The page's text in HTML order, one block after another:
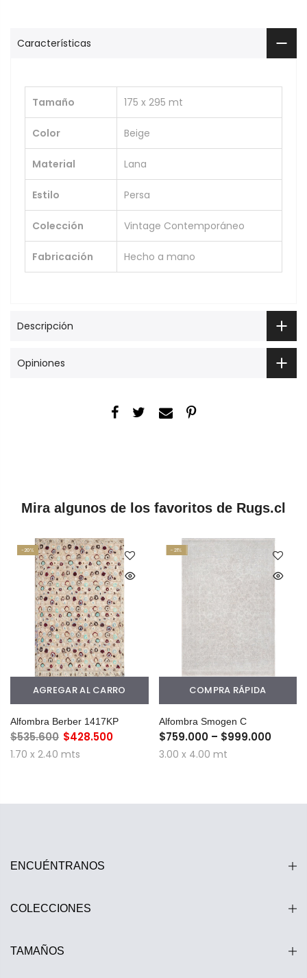
Características
Tamaño 175 x 295 mt
Color Beige
Material Lana
Estilo Persa
Colección Vintage Contemporáneo
Fabricación Hecho a mano
Descripción
Opiniones
Mira algunos de los favoritos de Rugs.cl
-20%
AGREGAR AL CARRO
Alfombra Berber 1417KP
$535.600 $428.500
1.70 x 2.40 mts
-21%
COMPRA RÁPIDA
Alfombra Smogen C
$759.000 – $999.000
3.00 x 4.00 mt
ENCUÉNTRANOS
COLECCIONES
TAMAÑOS